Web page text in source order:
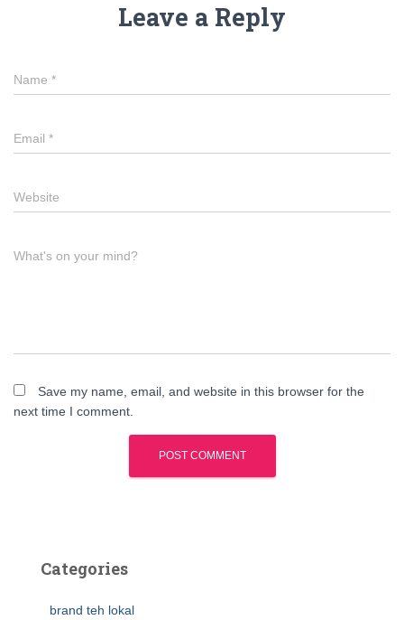
Leave a Reply
Name *
Email *
Website
What's on your mind?
Save my name, email, and website in this browser for the
next time I comment.
Categories
brand teh lokal